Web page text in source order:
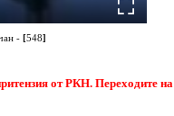
- [548]
от РКН. Переходите на